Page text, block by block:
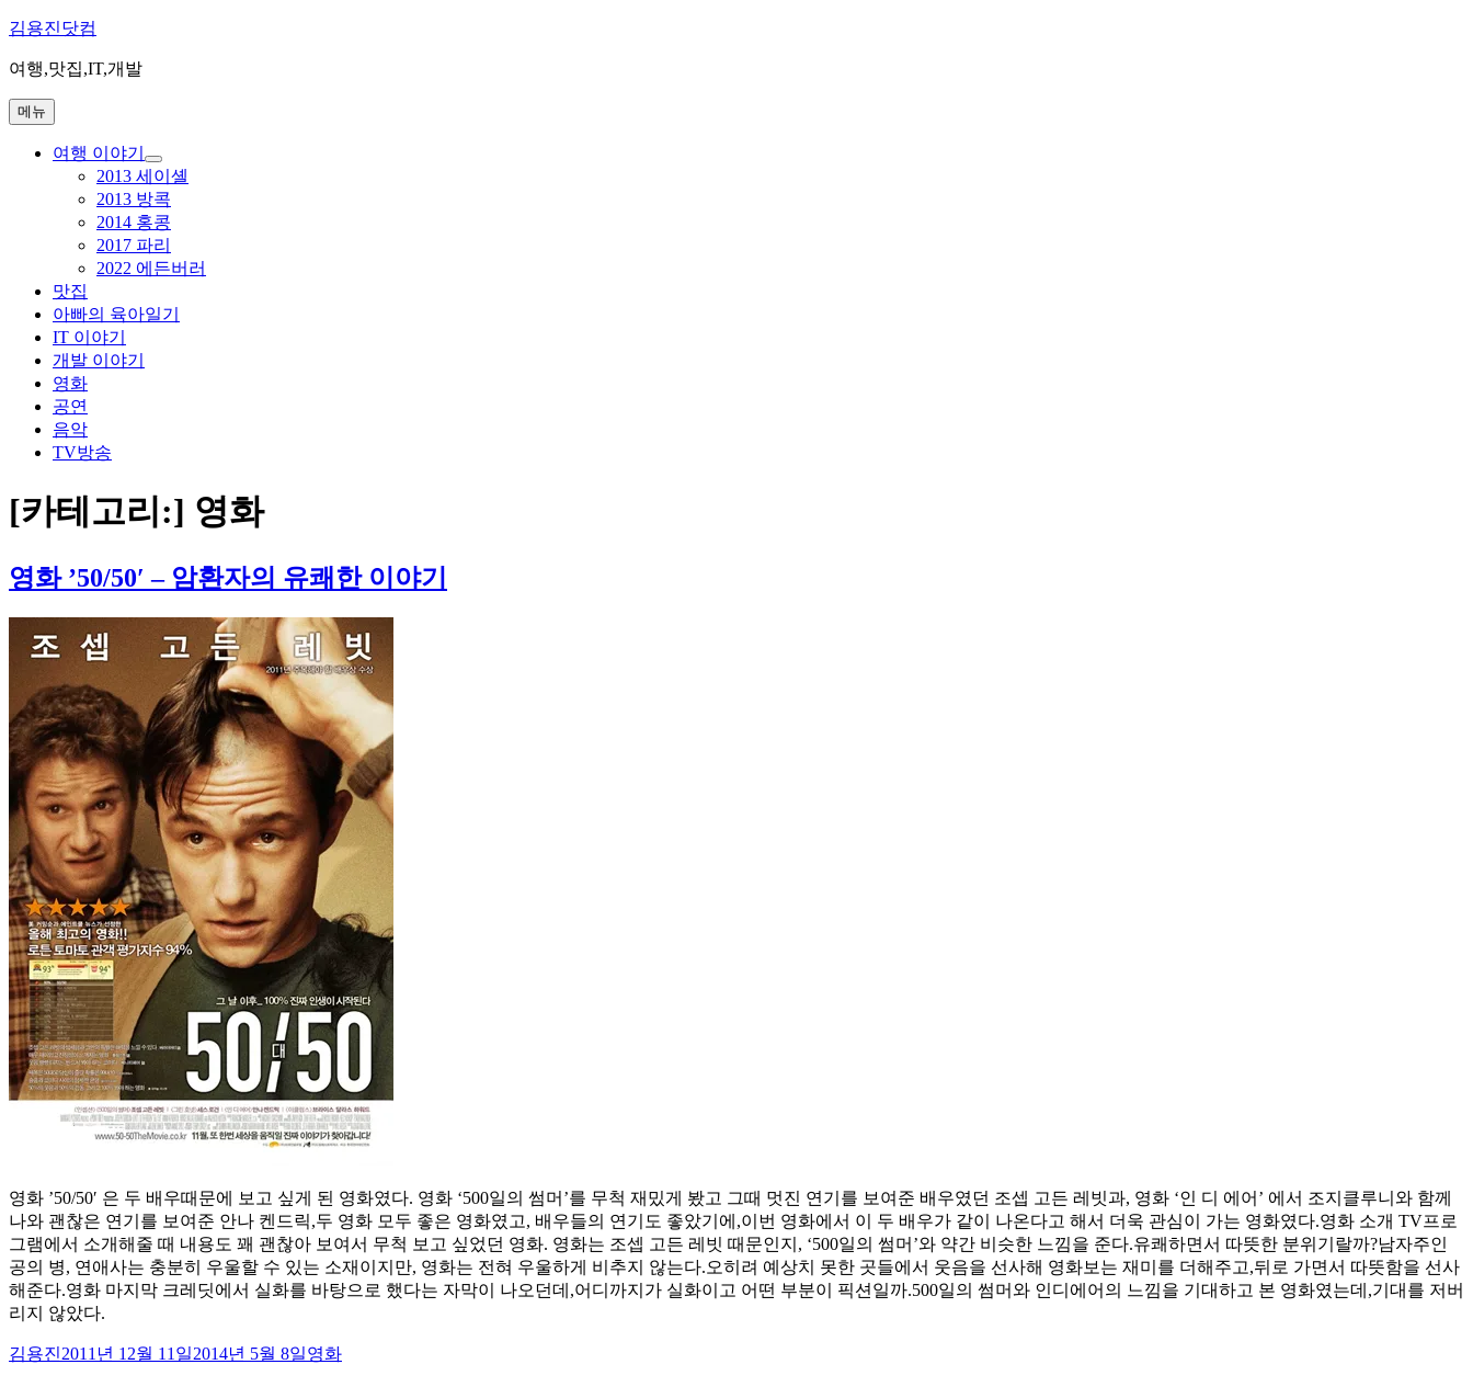
콘
츠
로
바
김용진닷컴
여행,맛집,IT,개발
메뉴
여행 이야기
하
위
메
뉴
확
장
2013 세이셸
2013 방콕
2014 홍콩
2017 파리
2022 에든버러
맛집
아빠의 육아일기
IT 이야기
개발 이야기
영화
공연
음악
TV방송
[카테고리:] 영화
영화 ’50/50′ – 암환자의 유쾌한 이야기
영화 ’50/50′ 은 두 배우때문에 보고 싶게 된 영화였다. 영화 ‘500일의 썸머’를 무척 재밌게 봤고 그때 멋진 연기를 보여준 배우였던 조셉 고든 레빗과, 영화 ‘인 디 에어’ 에서 조지클루니와 함께
나와 괜찮은 연기를 보여준 안나 켄드릭,두 영화 모두 좋은 영화였고, 배우들의 연기도 좋았기에,이번 영화에서 이 두 배우가 같이 나온다고 해서 더욱 관심이 가는 영화였다.영화 소개 TV프로
그램에서 소개해줄 때 내용도 꽤 괜찮아 보여서 무척 보고 싶었던 영화. 영화는 조셉 고든 레빗 때문인지, ‘500일의 썸머’와 약간 비슷한 느낌을 준다.유쾌하면서 따뜻한 분위기랄까?남자주인
공의 병, 연애사는 충분히 우울할 수 있는 소재이지만, 영화는 전혀 우울하게 비추지 않는다.오히려 예상치 못한 곳들에서 웃음을 선사해 영화보는 재미를 더해주고,뒤로 가면서 따뜻함을 선사
해준다.영화 마지막 크레딧에서 실화를 바탕으로 했다는 자막이 나오던데,어디까지가 실화이고 어떤 부분이 픽션일까.500일의 썸머와 인디에어의 느낌을 기대하고 본 영화였는데,기대를 저버
리지 않았다.
글
김용진작
2011년 12월 11일2014년 5월 8일카
영화